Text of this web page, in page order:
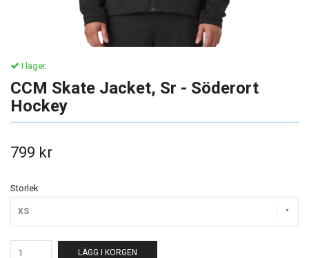
I lager.
CCM Skate Jacket, Sr - Söderort
Hockey
799 kr
Storlek
XS
LÄGG I KORGEN